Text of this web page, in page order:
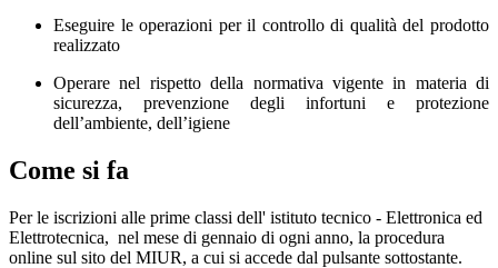
Eseguire le operazioni per il controllo di qualità del prodotto
realizzato
Operare nel rispetto della normativa vigente in materia di
sicurezza, prevenzione degli infortuni e protezione
dell’ambiente, dell’igiene
Come si fa
Per le iscrizioni alle prime classi dell' istituto tecnico - Elettronica ed
Elettrotecnica, nel mese di gennaio di ogni anno, la procedura
online sul sito del MIUR, a cui si accede dal pulsante sottostante.